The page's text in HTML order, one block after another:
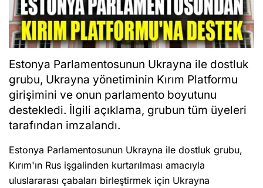
Estonya Parlamentosunun Ukrayna ile dostluk
grubu, Ukrayna yönetiminin Kırım Platformu
girişimini ve onun parlamento boyutunu
destekledi. İlgili açıklama, grubun tüm üyeleri
tarafından imzalandı.
Estonya Parlamentosunun Ukrayna ile dostluk grubu,
Kırım'ın Rus işgalinden kurtarılması amacıyla
uluslararası çabaları birleştirmek için Ukrayna